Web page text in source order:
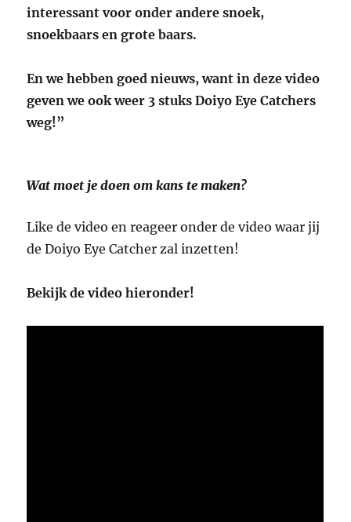
interessant voor onder andere snoek,
snoekbaars en grote baars.
En we hebben goed nieuws, want in deze video
geven we ook weer 3 stuks Doiyo Eye Catchers
weg!”
Wat moet je doen om kans te maken?
Like de video en reageer onder de video waar jij
de Doiyo Eye Catcher zal inzetten!
Bekijk de video hieronder!